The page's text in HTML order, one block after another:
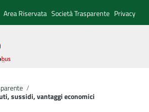
Area Riservata Società Trasparente Privacy
navigazione
/
sussidi, vantaggi economici